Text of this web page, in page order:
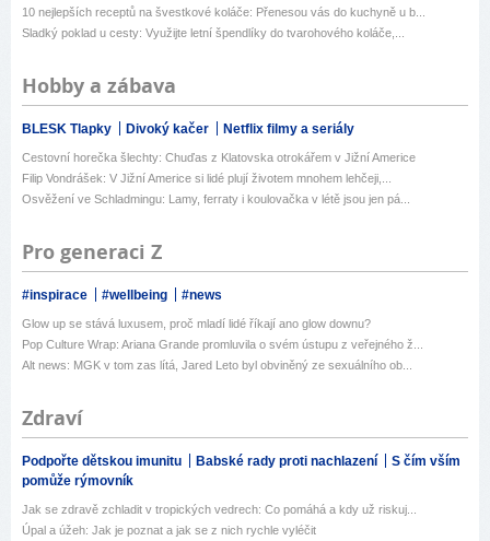
10 nejlepších receptů na švestkové koláče: Přenesou vás do kuchyně u b...
Sladký poklad u cesty: Využijte letní špendlíky do tvarohového koláče,...
Hobby a zábava
BLESK Tlapky Divoký kačer Netflix filmy a seriály
Cestovní horečka šlechty: Chuďas z Klatovska otrokářem v Jižní Americe
Filip Vondrášek: V Jižní Americe si lidé plují životem mnohem lehčeji,...
Osvěžení ve Schladmingu: Lamy, ferraty i koulovačka v létě jsou jen pá...
Pro generaci Z
#inspirace #wellbeing #news
Glow up se stává luxusem, proč mladí lidé říkají ano glow downu?
Pop Culture Wrap: Ariana Grande promluvila o svém ústupu z veřejného ž...
Alt news: MGK v tom zas lítá, Jared Leto byl obviněný ze sexuálního ob...
Zdraví
Podpořte dětskou imunitu Babské rady proti nachlazení
S čím vším
pomůže rýmovník
Jak se zdravě zchladit v tropických vedrech: Co pomáhá a kdy už riskuj...
Úpal a úžeh: Jak je poznat a jak se z nich rychle vyléčit